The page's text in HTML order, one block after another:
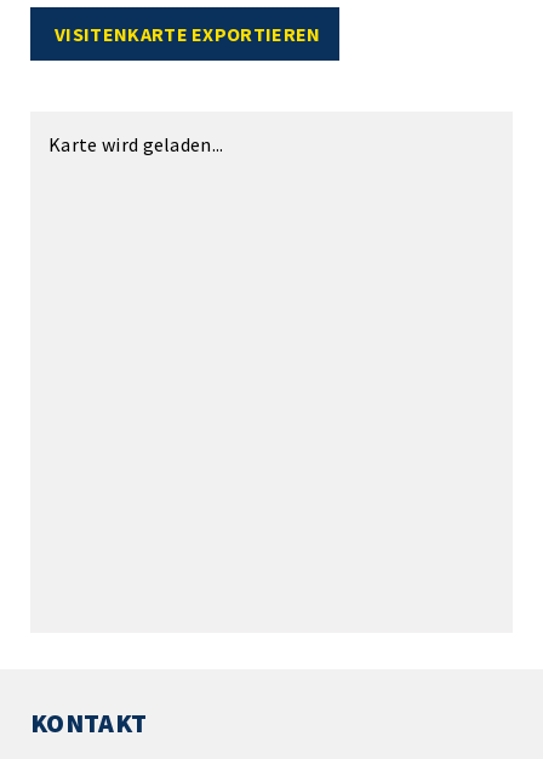
VISITENKARTE EXPORTIEREN
Karte wird geladen...
KONTAKT